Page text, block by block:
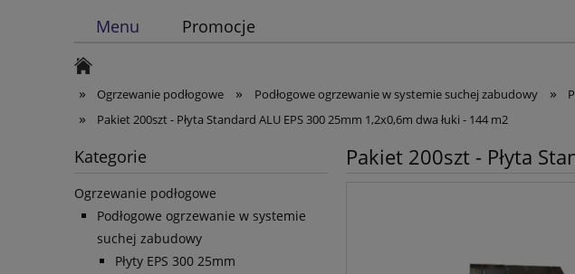
Menu Promocje
» Ogrzewanie podłogowe » Podłogowe ogrzewanie w systemie suchej zabudowy »
» Pakiet 200szt - Płyta Standard ALU EPS 300 25mm 1,2x0,6m dwa łuki - 144 m2
Kategorie
Ogrzewanie podłogowe
Podłogowe ogrzewanie w systemie
suchej zabudowy
Płyty EPS 300 25mm
Pakiet 200szt - Płyta